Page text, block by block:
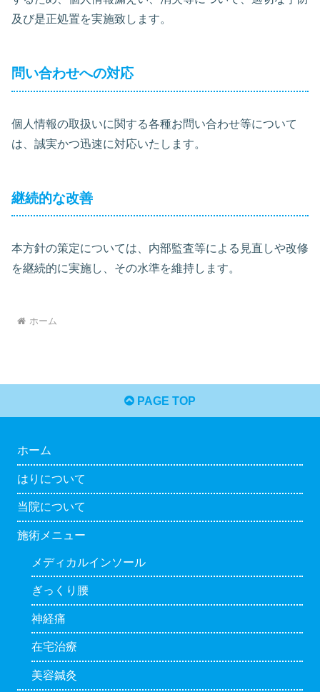
及び是正処置を実施致します。
問い合わせへの対応
個人情報の取扱いに関する各種お問い合わせ等について
は、誠実かつ迅速に対応いたします。
継続的な改善
本方針の策定については、内部監査等による見直しや改修
を継続的に実施し、その水準を維持します。
ホーム
PAGE TOP
ホーム
はりについて
当院について
施術メニュー
メディカルインソール
ぎっくり腰
神経痛
在宅治療
美容鍼灸